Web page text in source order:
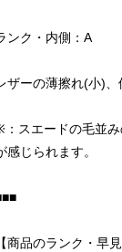
ンク・内側：A
ザーの薄擦れ(小)、
スエードの毛並
感じられます。
商品のランク・早見